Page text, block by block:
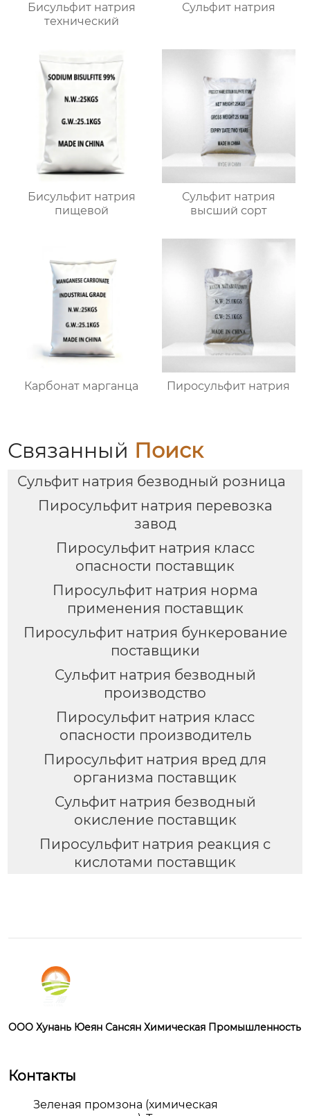
Бисульфит натрия
технический
Сульфит натрия
Бисульфит натрия
пищевой
Сульфит натрия
высший сорт
Карбонат марганца Пиросульфит натрия
Связанный Поиск
Сульфит натрия безводный розница
Пиросульфит натрия перевозка
завод
Пиросульфит натрия класс
опасности поставщик
Пиросульфит натрия норма
применения поставщик
Пиросульфит натрия бункерование
поставщики
Сульфит натрия безводный
производство
Пиросульфит натрия класс
опасности производитель
Пиросульфит натрия вред для
организма поставщик
Сульфит натрия безводный
окисление поставщик
Пиросульфит натрия реакция с
кислотами поставщик
OOO Хунань Юеян Сансян Химическая Промышленность
Контакты
Зеленая промзона (химическая